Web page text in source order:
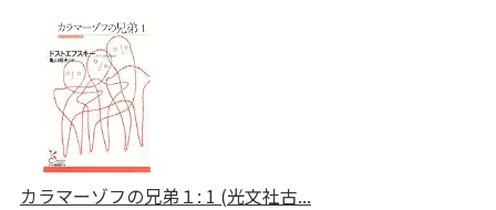
カラマーゾフの兄弟１: 1 (光文社古...